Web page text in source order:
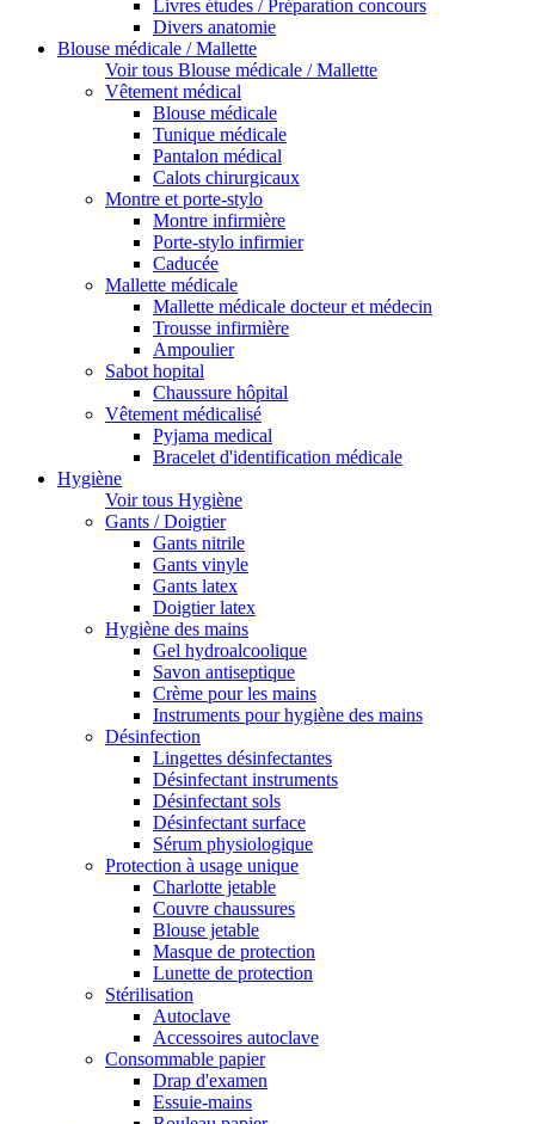
Livres études / Préparation concours
Divers anatomie
Blouse médicale / Mallette
Voir tous Blouse médicale / Mallette
Vêtement médical
Blouse médicale
Tunique médicale
Pantalon médical
Calots chirurgicaux
Montre et porte-stylo
Montre infirmière
Porte-stylo infirmier
Caducée
Mallette médicale
Mallette médicale docteur et médecin
Trousse infirmière
Ampoulier
Sabot hopital
Chaussure hôpital
Vêtement médicalisé
Pyjama medical
Bracelet d'identification médicale
Hygiène
Voir tous Hygiène
Gants / Doigtier
Gants nitrile
Gants vinyle
Gants latex
Doigtier latex
Hygiène des mains
Gel hydroalcoolique
Savon antiseptique
Crème pour les mains
Instruments pour hygiène des mains
Désinfection
Lingettes désinfectantes
Désinfectant instruments
Désinfectant sols
Désinfectant surface
Sérum physiologique
Protection à usage unique
Charlotte jetable
Couvre chaussures
Blouse jetable
Masque de protection
Lunette de protection
Stérilisation
Autoclave
Accessoires autoclave
Consommable papier
Drap d'examen
Essuie-mains